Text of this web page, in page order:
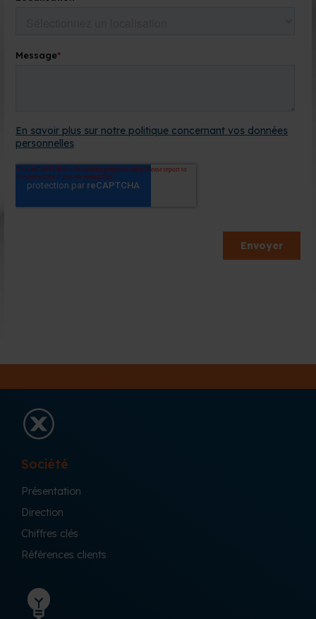
Société
Présentation
Direction
Chiffres clés
Références clients